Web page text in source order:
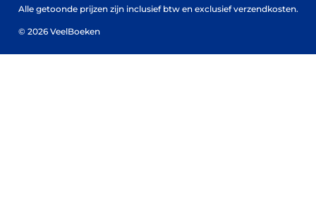
Alle getoonde prijzen zijn inclusief btw en exclusief verzendkosten.
© 2026 VeelBoeken